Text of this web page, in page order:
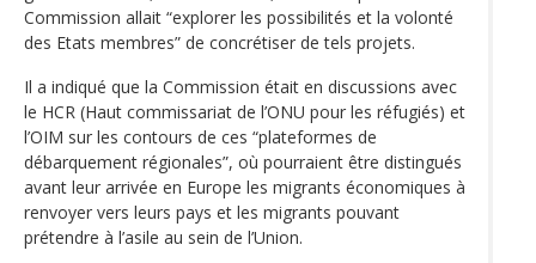
Commission allait “explorer les possibilités et la volonté
des Etats membres” de concrétiser de tels projets.
Il a indiqué que la Commission était en discussions avec
le HCR (Haut commissariat de l’ONU pour les réfugiés) et
l’OIM sur les contours de ces “plateformes de
débarquement régionales”, où pourraient être distingués
avant leur arrivée en Europe les migrants économiques à
renvoyer vers leurs pays et les migrants pouvant
prétendre à l’asile au sein de l’Union.